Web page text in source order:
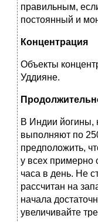
правильным,
постоянный и
Концентрация
Объекты
Уддияне.
В Индии йогины,
выполняют по
предположить,
у всех примерно
часа в день. Не
рассчитан на
начала
увеличивайте